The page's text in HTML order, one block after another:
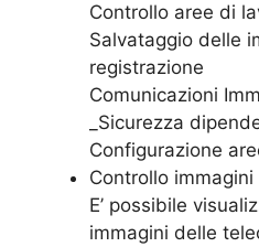
Controllo aree di
Salvataggio delle
registrazione
Comunicazioni
_Sicurezza
Configurazione
Controllo
E’ possibile
immagini delle